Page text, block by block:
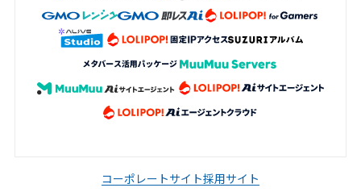
コーポレートサイト採用サイト